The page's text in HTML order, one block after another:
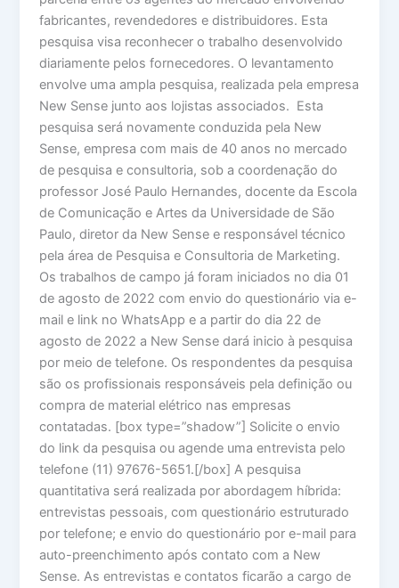
fabricantes, revendedores e distribuidores. Esta
pesquisa visa reconhecer o trabalho desenvolvido
diariamente pelos fornecedores. O levantamento
envolve uma ampla pesquisa, realizada pela empresa
New Sense junto aos lojistas associados. Esta
pesquisa será novamente conduzida pela New
Sense, empresa com mais de 40 anos no mercado
de pesquisa e consultoria, sob a coordenação do
professor José Paulo Hernandes, docente da Escola
de Comunicação e Artes da Universidade de São
Paulo, diretor da New Sense e responsável técnico
pela área de Pesquisa e Consultoria de Marketing.
Os trabalhos de campo já foram iniciados no dia 01
de agosto de 2022 com envio do questionário via e-
mail e link no WhatsApp e a partir do dia 22 de
agosto de 2022 a New Sense dará inicio à pesquisa
por meio de telefone. Os respondentes da pesquisa
são os profissionais responsáveis pela definição ou
compra de material elétrico nas empresas
contatadas. [box type=”shadow”] Solicite o envio
do link da pesquisa ou agende uma entrevista pelo
telefone (11) 97676-5651.[/box] A pesquisa
quantitativa será realizada por abordagem híbrida:
entrevistas pessoais, com questionário estruturado
por telefone; e envio do questionário por e-mail para
auto-preenchimento após contato com a New
Sense. As entrevistas e contatos ficarão a cargo de